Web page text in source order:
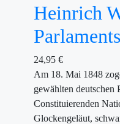
Heinrich
24,95 €
Am 18. Mai 1848
gewählten deutschen
Constituierenden
Glockengeläut,